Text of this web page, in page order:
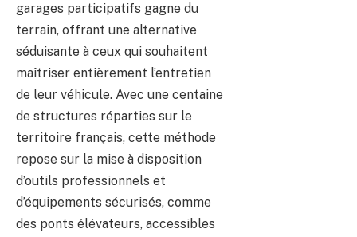
garages participatifs gagne du
terrain, offrant une alternative
séduisante à ceux qui souhaitent
maîtriser entièrement l’entretien
de leur véhicule. Avec une centaine
de structures réparties sur le
territoire français, cette méthode
repose sur la mise à disposition
d’outils professionnels et
d’équipements sécurisés, comme
des ponts élévateurs, accessibles